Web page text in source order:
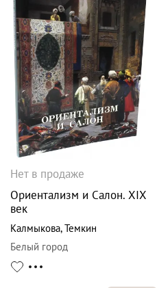
Нет в продаже
Ориентализм и Салон. XIX
век
Калмыкова,Темкин
Белый город